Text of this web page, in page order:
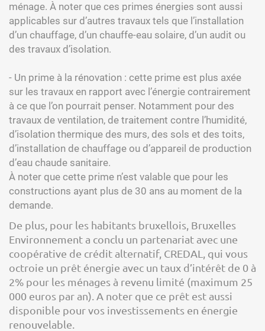
ménage. À noter que ces primes énergies sont aussi
applicables sur d’autres travaux tels que l’installation
d’un chauffage, d’un chauffe-eau solaire, d’un audit ou
des travaux d’isolation.
- Un prime à la rénovation : cette prime est plus axée
sur les travaux en rapport avec l’énergie contrairement
à ce que l’on pourrait penser. Notamment pour des
travaux de ventilation, de traitement contre l’humidité,
d’isolation thermique des murs, des sols et des toits,
d’installation de chauffage ou d’appareil de production
d’eau chaude sanitaire.
À noter que cette prime n’est valable que pour les
constructions ayant plus de 30 ans au moment de la
demande.
De plus, pour les habitants bruxellois, Bruxelles
Environnement a conclu un partenariat avec une
coopérative de crédit alternatif, CREDAL, qui vous
octroie un prêt énergie avec un taux d’intérêt de 0 à
2% pour les ménages à revenu limité (maximum 25
000 euros par an). A noter que ce prêt est aussi
disponible pour vos investissements en énergie
renouvelable.